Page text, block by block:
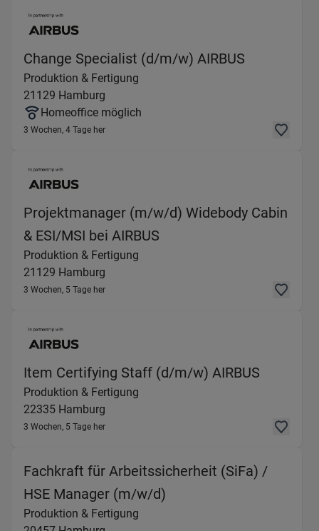
Change Specialist (d/m/w) AIRBUS
Produktion & Fertigung
21129 Hamburg
Homeoffice möglich
3 Wochen, 4 Tage her
Projektmanager (m/w/d) Widebody Cabin
& ESI/MSI bei AIRBUS
Produktion & Fertigung
21129 Hamburg
3 Wochen, 5 Tage her
Item Certifying Staff (d/m/w) AIRBUS
Produktion & Fertigung
22335 Hamburg
3 Wochen, 5 Tage her
Fachkraft für Arbeitssicherheit (SiFa) /
HSE Manager (m/w/d)
Produktion & Fertigung